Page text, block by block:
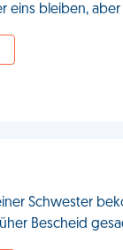
eins bleiben,
Schwester
Bescheid